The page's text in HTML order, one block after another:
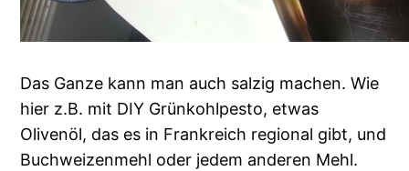
Das Ganze kann man auch salzig machen. Wie
hier z.B. mit DIY Grünkohlpesto, etwas
Olivenöl, das es in Frankreich regional gibt, und
Buchweizenmehl oder jedem anderen Mehl.